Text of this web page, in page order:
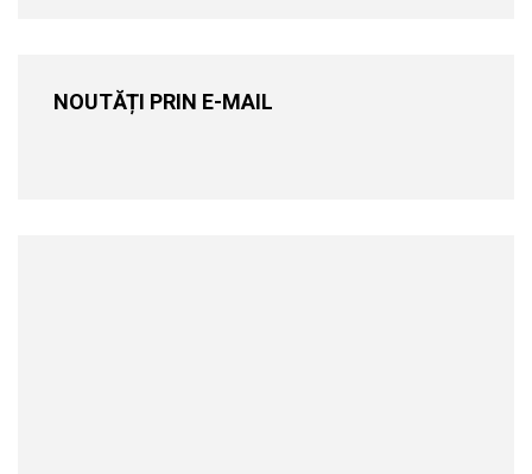
NOUTĂȚI PRIN E-MAIL